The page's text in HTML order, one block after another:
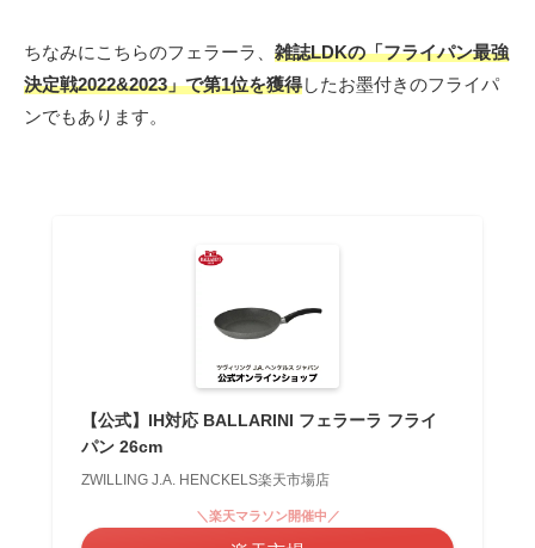
ちなみにこちらのフェラーラ、 雑誌LDKの「フライパン最強
決定戦2022&2023」で第1位を獲得したお墨付きのフライパ
ンでもあります。
【公式】IH対応 BALLARINI フェラーラ フライ
パン 26cm
ZWILLING J.A. HENCKELS楽天市場店
＼楽天マラソン開催中／